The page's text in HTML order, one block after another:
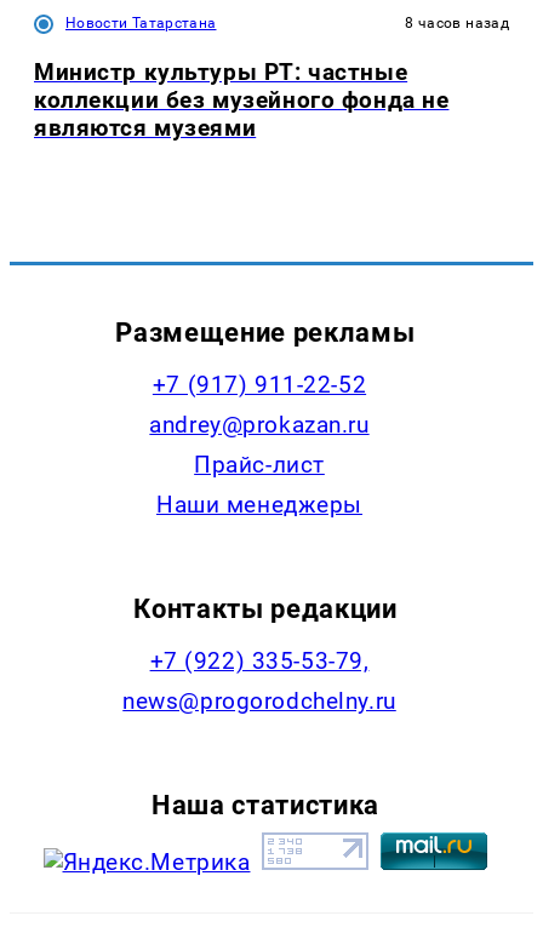
Новости Татарстана 8 часов назад
Министр культуры РТ: частные
коллекции без музейного фонда не
являются музеями
Размещение рекламы
+7 (917) 911-22-52
andrey@prokazan.ru
Прайс-лист
Наши менеджеры
Контакты редакции
+7 (922) 335-53-79,
news@progorodchelny.ru
Наша статистика